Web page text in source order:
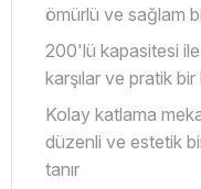
ömürlü ve sağlam
200'lü kapasitesi ile
karşılar ve pratik
Kolay katlama
düzenli ve estetik
tanır